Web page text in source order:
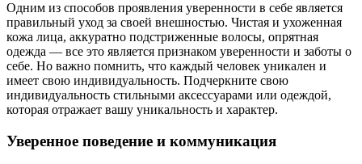
Одним из способов проявления уверенности в себе является
правильный уход за своей внешностью. Чистая и ухоженная
кожа лица, аккуратно подстриженные волосы, опрятная
одежда — все это является признаком уверенности и заботы о
себе. Но важно помнить, что каждый человек уникален и
имеет свою индивидуальность. Подчеркните свою
индивидуальность стильными аксессуарами или одеждой,
которая отражает вашу уникальность и характер.
Уверенное поведение и коммуникация